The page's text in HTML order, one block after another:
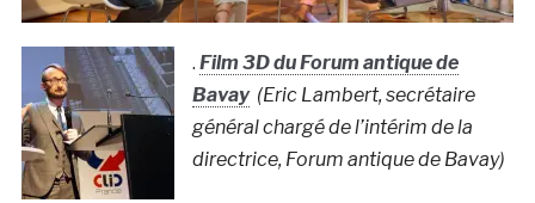
. Film 3D du Forum antique de
Bavay(Eric Lambert, secrétaire
général chargé de l’intérim de la
directrice, Forum antique de Bavay)